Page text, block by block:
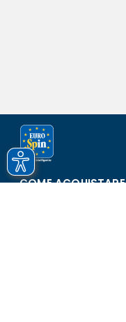
COME ACQUISTARE